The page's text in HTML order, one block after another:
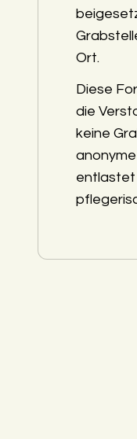
Ort.
Diese
die
keine
entlastet